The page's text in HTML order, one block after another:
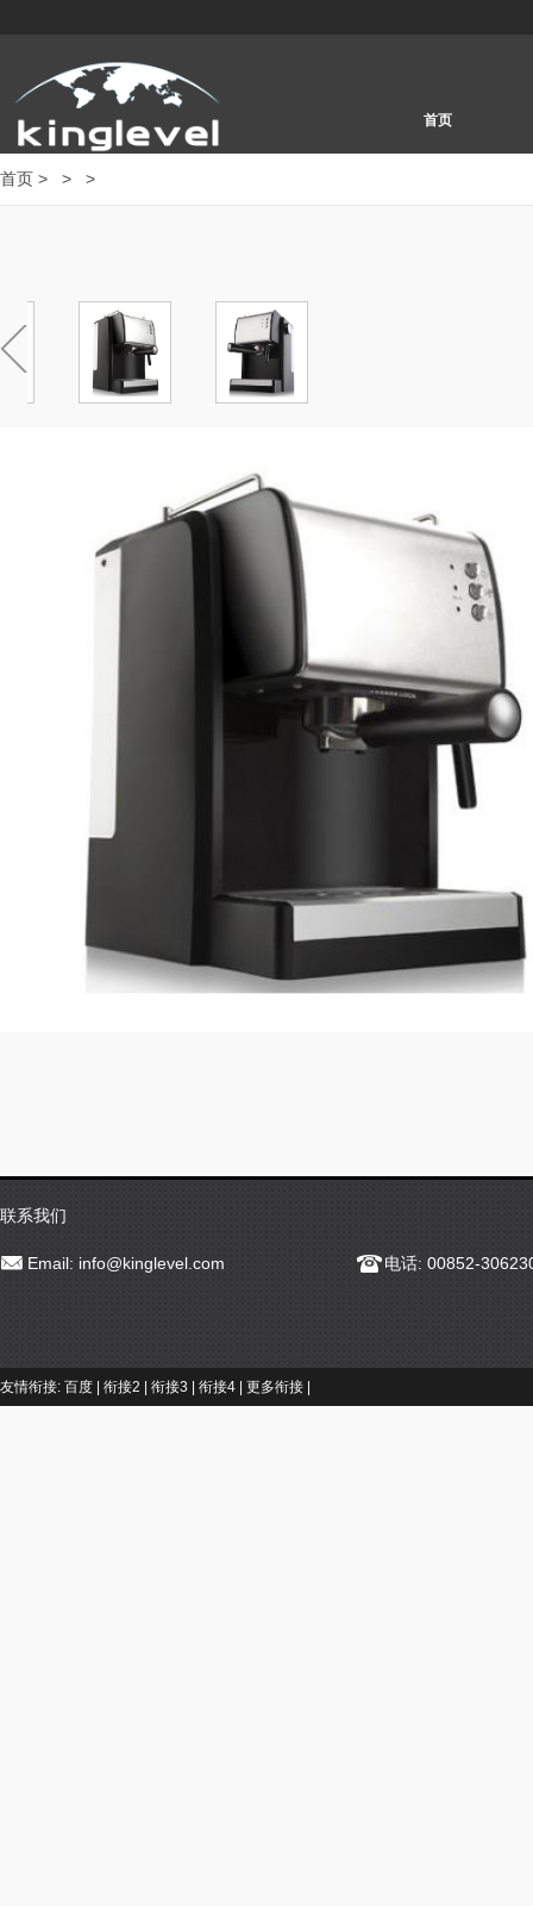
首页
首页 > > >
联系我们
Email: info@kinglevel.com 电话: 00852-
友情衔接: 百度 衔接2 衔接3 衔接4 更多衔接